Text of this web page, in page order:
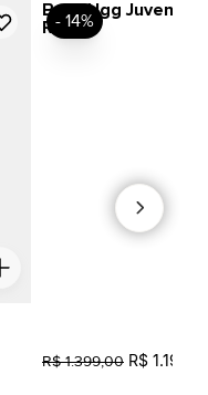
Bota Ugg Juvenil
Rosa
R$ 1.399,00 R$
- 14%